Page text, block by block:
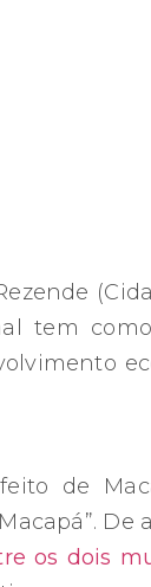
tem
de
De
os dois